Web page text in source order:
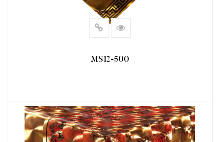
MS12-500
阅读更多